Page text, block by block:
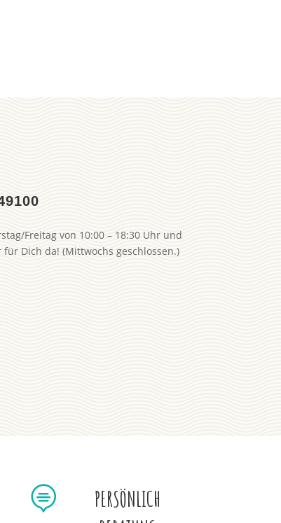
Freitag von 10:00 – 18:30 Uhr und
für Dich da! (Mittwochs geschlossen.)

PERSÖNLICH